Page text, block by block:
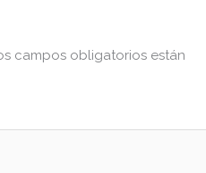
campos obligatorios están